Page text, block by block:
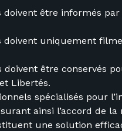
doivent être informés
doivent uniquement
doivent être conservés
Libertés.
spécialisés pour
ainsi l’accord de
une solution